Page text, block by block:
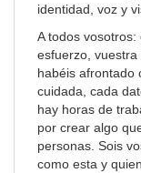
identidad, voz y
A todos vosotros:
esfuerzo,
habéis afrontado
cuidada, cada
hay horas de
por crear algo
personas. Sois
como esta y